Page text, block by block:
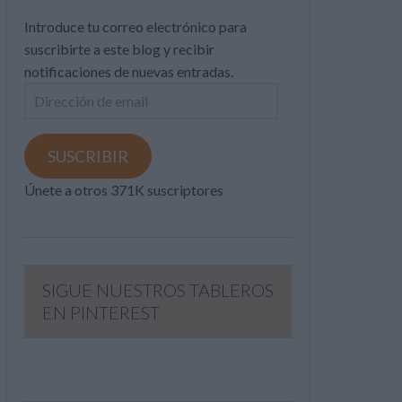
Introduce tu correo electrónico para
suscribirte a este blog y recibir
notificaciones de nuevas entradas.
Dirección
email
SUSCRIBIR
Únete a otros 371K suscriptores
SIGUE NUESTROS TABLEROS
EN PINTEREST